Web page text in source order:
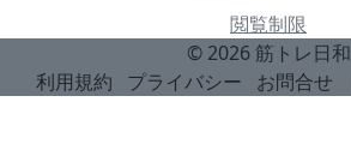
閲覧制限
© 2026 筋トレ日和
利用規約
プライバシー お問合せ